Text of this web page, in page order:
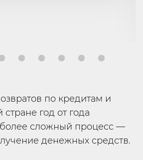
по кредитам и
год от года
сложный процесс —
денежных средств.